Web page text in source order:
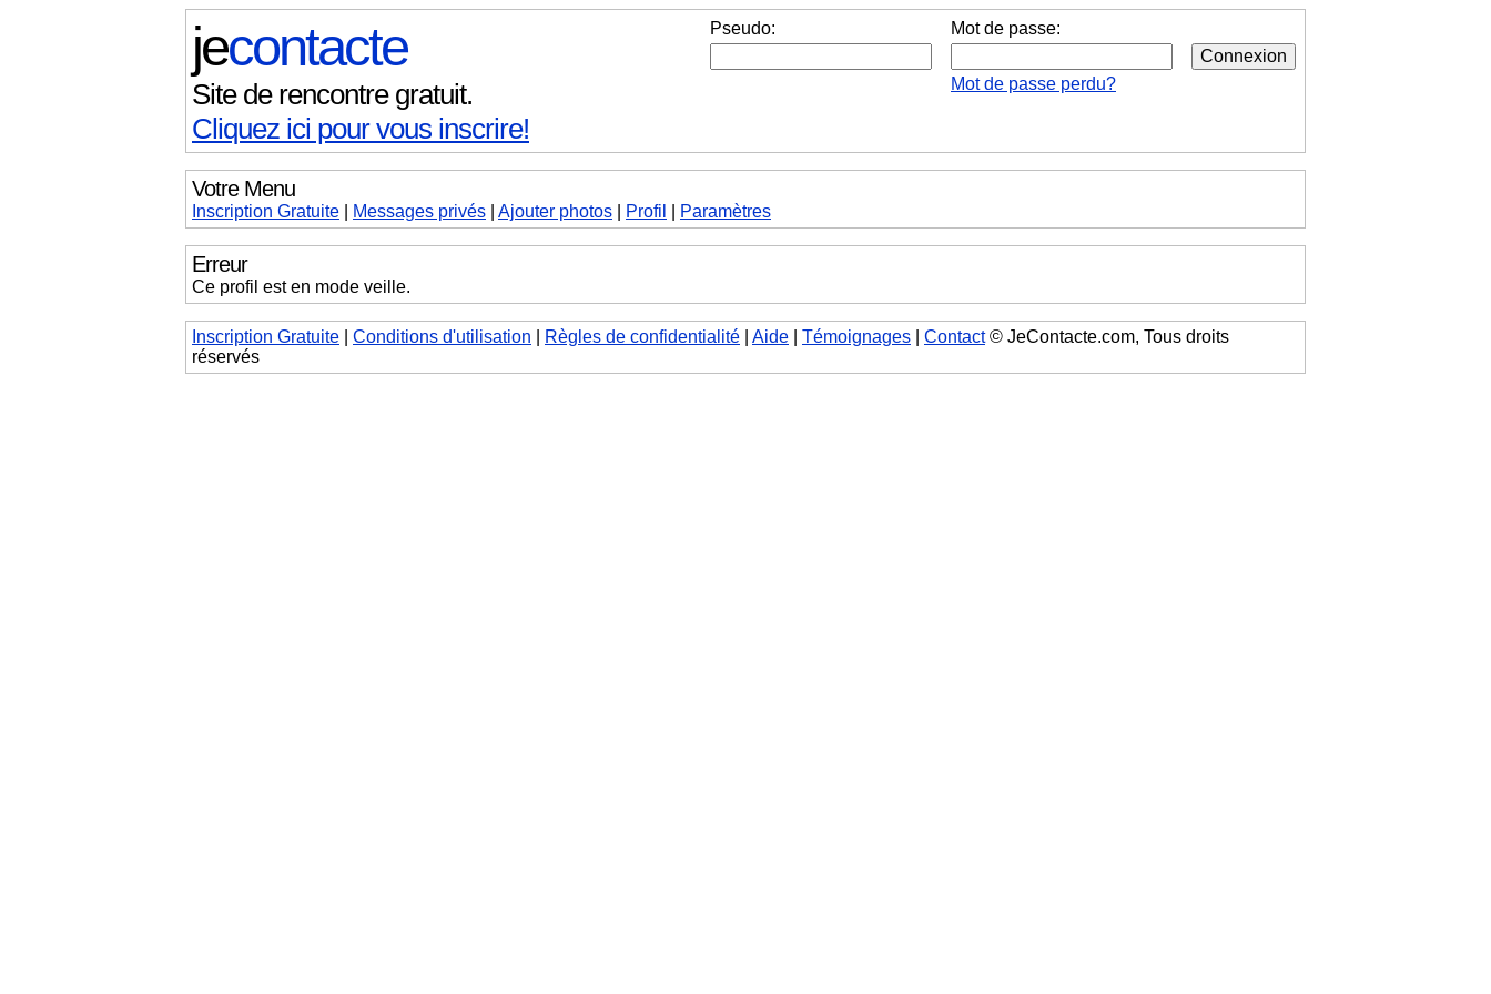
Pseudo: Mot de passe:
Mot de passe perdu?
jecontacte
Site de rencontre gratuit.
Cliquez ici pour vous inscrire!
Votre Menu
Inscription Gratuite Messages privés Ajouter photos Profil Paramètres
Erreur
Ce profil est en mode veille.
Inscription Gratuite Conditions d'utilisation Règles de confidentialité Aide Témoignages Contact© JeContacte.com, Tous droits
réservés